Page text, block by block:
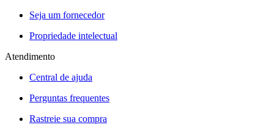
Seja um fornecedor
Propriedade intelectual
Atendimento
Central de ajuda
Perguntas frequentes
Rastreie sua compra